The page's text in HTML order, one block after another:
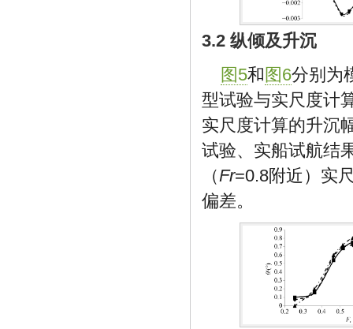
3.2 纵倾及升沉
图5和 图6分别为
型试验与实尺度计
实尺度计算的升沉
试验、实船试航结
（Fr=0.8附近）实
偏差。